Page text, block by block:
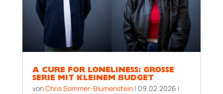
A CURE FOR LONELINESS: GROSSE S
ERIE MIT KLEINEM BUDGET
vonChris Sommer-Blumenstein| 09.02.2026 |